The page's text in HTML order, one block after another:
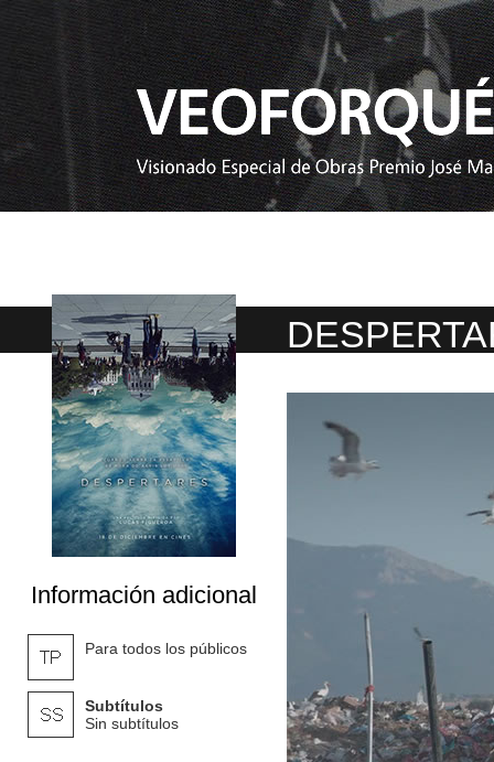
Información adicional
Para todos los públicos
Subtítulos
Sin subtítulos